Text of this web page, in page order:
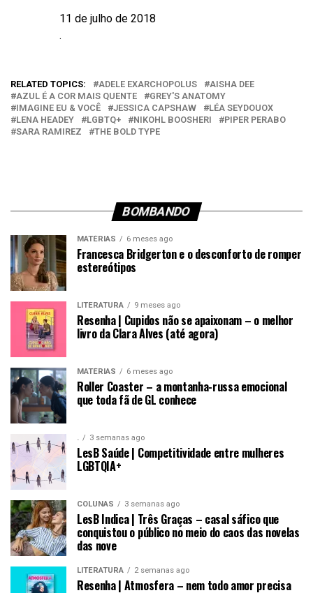
Data11 de julho de 2018
Em relação a
.
RELATED TOPICS: ADELE EXARCHOPOLUS
AISHA DEE
AZUL É A COR MAIS QUENTE
GREY'S ANATOMY
IMAGINE EU & VOCÊ
JESSICA CAPSHAW
LÉA SEYDOUOX
LENA HEADEY
LGBTQ+ NIKOHL BOOSHERI
PIPER PERABO
SARA RAMIREZ
THE BOLD TYPE
BOMBANDO
MATÉRIAS 6 meses ago
Francesca Bridgerton e o desconforto de romper
estereótipos
LITERATURA 9 meses ago
Resenha | Cupidos não se apaixonam – o melhor
livro da Clara Alves (até agora)
MATÉRIAS 6 meses ago
Roller Coaster – a montanha-russa emocional
que toda fã de GL conhece
. 3 semanas ago
LesB Saúde | Competitividade entre mulheres
LGBTQIA+
COLUNAS 3 semanas ago
LesB Indica | Três Graças – casal sáfico que
conquistou o público no meio do caos das novelas
das nove
LITERATURA 2 semanas ago
Resenha | Atmosfera – nem todo amor precisa